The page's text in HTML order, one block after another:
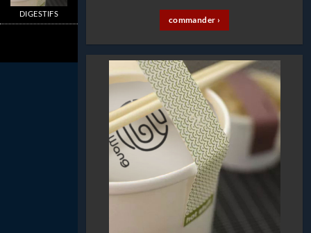
DIGESTIFS
commander ›